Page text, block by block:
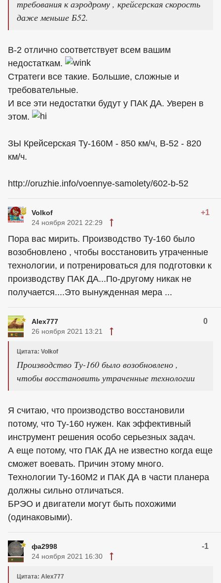
требования к аэродрому , крейсерская скорость
даже меньше Б52.
В-2 отлично соответствует всем вашим
недостаткам.
Стратеги все такие. Большие, сложные и
требовательные.
И все эти недостатки будут у ПАК ДА. Уверен в
этом.
ЗЫ Крейсерская Ту-160М - 850 км/ч, В-52 - 820
км/ч.
http://oruzhie.info/voennye-samolety/602-b-52
Volkof +1
24 ноября 2021 22:29
Пора вас мирить. Производство Ту-160 было
возобновлено , чтобы восстановить утраченные
технологии, и потренироваться для подготовки к
производству ПАК ДА...По-другому никак не
получается....Это вынужденная мера ...
Alex777 0
26 ноября 2021 13:21
Цитата: Volkof
Производство Ту-160 было возобновлено ,
чтобы восстановить утраченные технологии
Я считаю, что производство восстановили
потому, что Ту-160 нужен. Как эффективный
инструмент решения особо серьезных задач.
А еще потому, что ПАК ДА не известно когда еще
сможет воевать. Причин этому много.
Технологии Ту-160М2 и ПАК ДА в части планера
должны сильно отличаться.
БРЭО и двигатели могут быть похожими
(одинаковыми).
фа2998 -1
24 ноября 2021 16:30
Цитата: Alex777